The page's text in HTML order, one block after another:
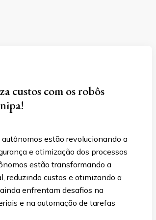
custos com os robôs
estão revolucionando a
e otimização dos processos
estão transformando a
reduzindo custos e otimizando a
enfrentam desafios na
e na automação de tarefas